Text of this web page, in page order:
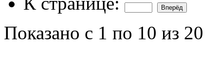
Показано с 1 по 10 из 20